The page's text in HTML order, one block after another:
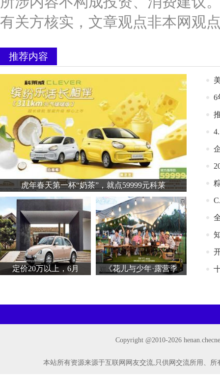
有关方核实，文章观点非本网观
推荐内容
虎年春天第一杯“奶茶”，就点59999元科莱
定价20万以上，6月 《花儿与少年·露营季
6
Copyright @2010-2026
本站所有资源来源于互联网网友交流,只供网交流所用、